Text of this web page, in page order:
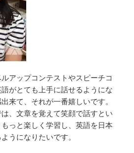
アップコンテストやスピーチコ
がとても上手に話せるようにな
来て、それが一番嬉しいです。
、文章を覚えて笑顔で話すとい
っと楽しく学習し、英語を日本
うになりたいです。